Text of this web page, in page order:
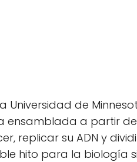
Universidad de
ensamblada a partir
replicar su ADN y
hito para la biología